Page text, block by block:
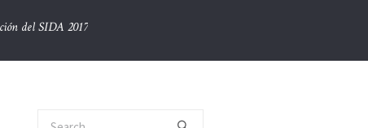
del SIDA 2017